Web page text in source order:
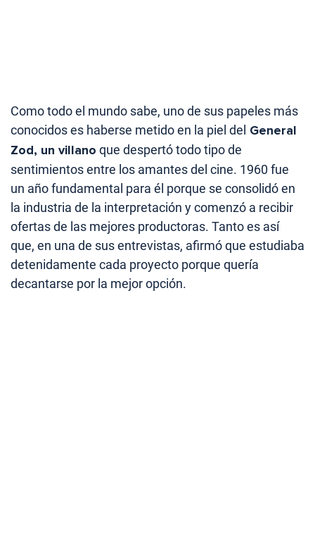
Como todo el mundo sabe, uno de sus papeles más
conocidos es haberse metido en la piel del General
Zod, un villano que despertó todo tipo de
sentimientos entre los amantes del cine. 1960 fue
un año fundamental para él porque se consolidó en
la industria de la interpretación y comenzó a recibir
ofertas de las mejores productoras. Tanto es así
que, en una de sus entrevistas, afirmó que estudiaba
detenidamente cada proyecto porque quería
decantarse por la mejor opción.